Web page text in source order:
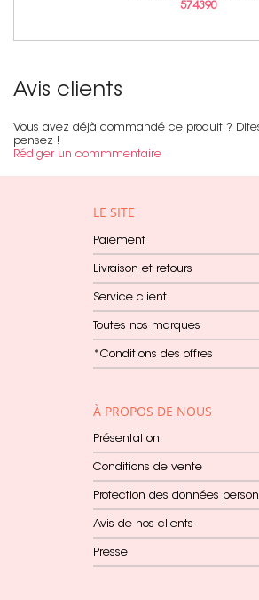
574390
Avis clients
Vous avez déjà commandé ce produit ?
pensez !
Rédiger un commmentaire
LE SITE
Paiement
Livraison et retours
Service client
Toutes nos marques
*Conditions des offres
À PROPOS DE NOUS
Présentation
Conditions de vente
Protection des données
Avis de nos clients
Presse